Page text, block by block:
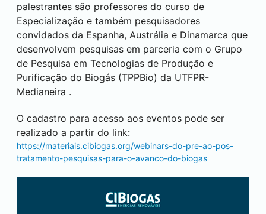
palestrantes são professores do curso de
Especialização e também pesquisadores
convidados da Espanha, Austrália e Dinamarca que
desenvolvem pesquisas em parceria com o Grupo
de Pesquisa em Tecnologias de Produção e
Purificação do Biogás (TPPBio) da UTFPR-
Medianeira .
O cadastro para acesso aos eventos pode ser
realizado a partir do link:
https://materiais.cibiogas.org/webinars-do-pre-ao-pos-
tratamento-pesquisas-para-o-avanco-do-biogas